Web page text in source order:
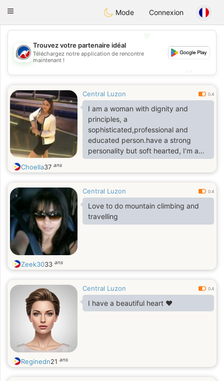
AustraliaChat
Toggle
Mode Connexion
💖
💕
Trouvez votre partenaire idéal
Téléchargez notre application de rencontre
maintenant !
Central Luzon 0.4
I am a woman with dignity and
principles, a
sophisticated,professional and
educated person.have a strong
personality but soft hearted, I’m a
business woman and I love business
Travels
Choella37 ans
Central Luzon 0.4
Love to do mountain climbing and
travelling
Zeek3033 ans
Central Luzon 0.4
I have a beautiful heart ❤️
Reginedn21 ans